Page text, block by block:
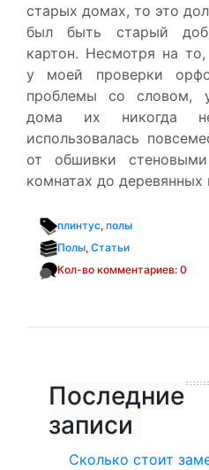
старых домах, то это
был быть старый
картон. Несмотря на то,
у моей проверки
проблемы со словом,
дома их никогда
использовалась
от обшивки
комнатах до
плинтус, полы
Полы, Статьи
Кол-во комментариев: 0
Последние
записи
Сколько стоит